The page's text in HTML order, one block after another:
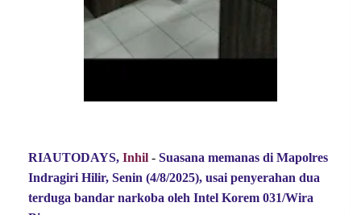
RIAUTODAYS, Inhil - Suasana memanas di Mapolres
Indragiri Hilir, Senin (4/8/2025), usai penyerahan dua
terduga bandar narkoba oleh Intel Korem 031/Wira